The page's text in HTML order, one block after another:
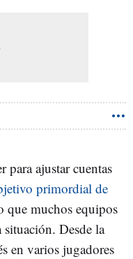
para ajustar cuentas
primordial de
que muchos equipos
situación. Desde la
en varios jugadores